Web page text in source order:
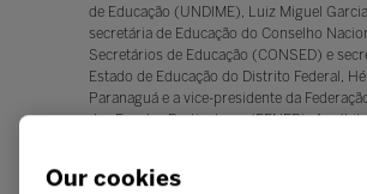
de Educação (UNDIME), Luiz Miguel
secretária de Educação do Conselho
Secretários de Educação (CONSED) e
Estado de Educação do Distrito Federal,
Paranaguá e a vice-presidente da
das Escolas Particulares (FENEP),
Brasil”, disse Garcia, que reforçou que a
Our cookies